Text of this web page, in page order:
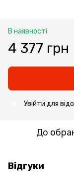
В наявності
4 377 грн
Увійти для
До
Відгуки